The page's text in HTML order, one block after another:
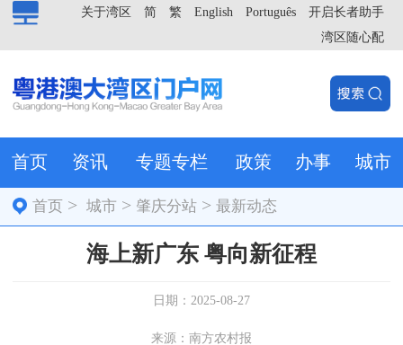
开启长者助手
Português
English
繁
简
关于湾区
湾区随心配
首页 资讯 专题专栏 政策 办事 城市
首页 >城市 > 肇庆分站 >最新动态
海上新广东 粤向新征程
日期：2025-08-27
来源：南方农村报